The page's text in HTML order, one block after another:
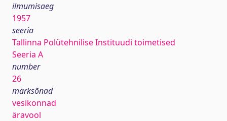
ilmumisaeg
1957
seeria
Tallinna Polütehnilise Instituudi toimetised
Seeria A
number
26
märksõnad
vesikonnad
äravool